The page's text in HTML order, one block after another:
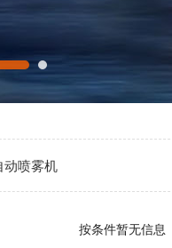
动喷雾机
按条件暂无信息